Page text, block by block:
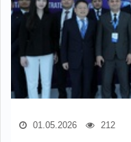
01.05.2026 212